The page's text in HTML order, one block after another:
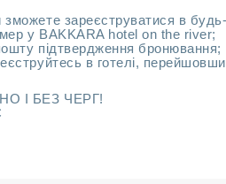
зареєструватися в
у BAKKARA hotel on the river;
підтвердження бронювання;
в готелі,
I БЕЗ ЧЕРГ!